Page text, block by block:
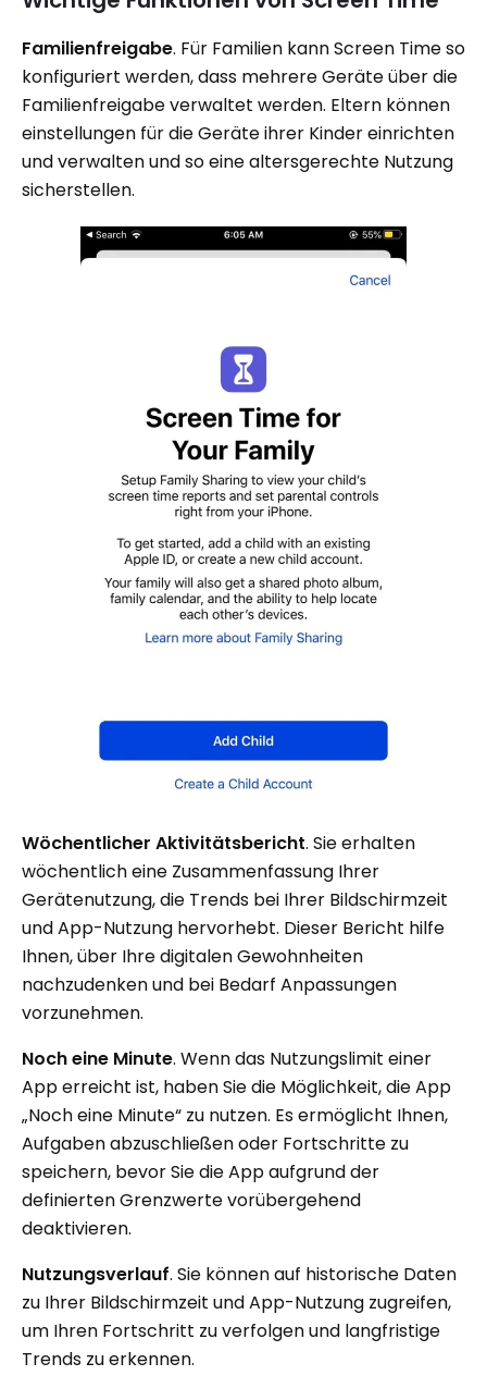
Familienfreigabe. Für Familien kann Screen Time so
konfiguriert werden, dass mehrere Geräte über die
Familienfreigabe verwaltet werden. Eltern können
einstellungen für die Geräte ihrer Kinder einrichten
und verwalten und so eine altersgerechte Nutzung
sicherstellen.
Wöchentlicher Aktivitätsbericht. Sie erhalten
wöchentlich eine Zusammenfassung Ihrer
Gerätenutzung, die Trends bei Ihrer Bildschirmzeit
und App-Nutzung hervorhebt. Dieser Bericht hilfe
Ihnen, über Ihre digitalen Gewohnheiten
nachzudenken und bei Bedarf Anpassungen
vorzunehmen.
Noch eine Minute. Wenn das Nutzungslimit einer
App erreicht ist, haben Sie die Möglichkeit, die App
„Noch eine Minute“ zu nutzen. Es ermöglicht Ihnen,
Aufgaben abzuschließen oder Fortschritte zu
speichern, bevor Sie die App aufgrund der
definierten Grenzwerte vorübergehend
deaktivieren.
Nutzungsverlauf. Sie können auf historische Daten
zu Ihrer Bildschirmzeit und App-Nutzung zugreifen,
um Ihren Fortschritt zu verfolgen und langfristige
Trends zu erkennen.